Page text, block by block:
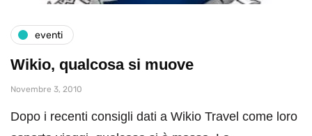
eventi
Wikio, qualcosa si muove
Novembre 3, 2010
Dopo i recenti consigli dati a Wikio Travel come loro